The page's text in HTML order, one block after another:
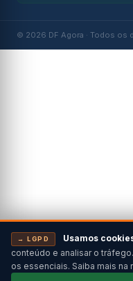
© 2026 DF Agora · Todos os
→ LGPD Usamos
conteúdo e analisar o
os essenciais. Saiba mais na